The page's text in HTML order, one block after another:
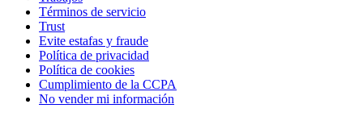
Términos de servicio
Trust
Evite estafas y fraude
Política de privacidad
Política de cookies
Cumplimiento de la CCPA
No vender mi información